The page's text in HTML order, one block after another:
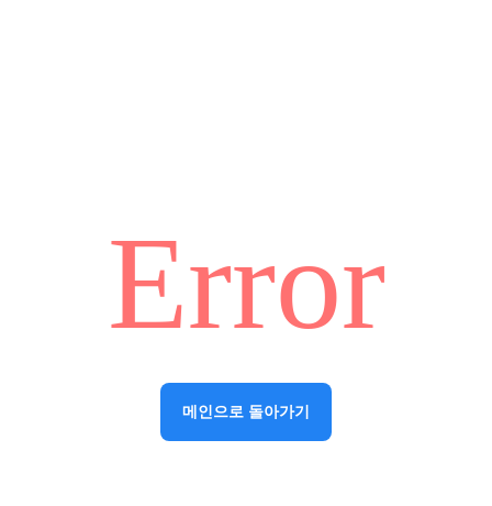
Error
메인으로 돌아가기